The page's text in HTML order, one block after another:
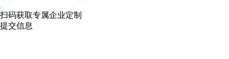
扫码获取专属企业定制
提交信息